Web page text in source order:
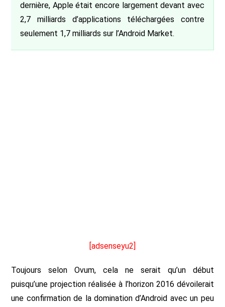
dernière, Apple était encore largement devant avec
2,7 milliards d’applications téléchargées contre
seulement 1,7 milliards sur l’Android Market.
[adsenseyu2]
Toujours selon Ovum, cela ne serait qu’un début
puisqu’une projection réalisée à l’horizon 2016 dévoilerait
une confirmation de la domination d’Android avec un peu